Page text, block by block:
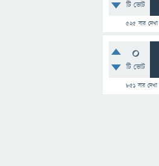
টি ভোট
525বার দেখা
0
টি ভোট
851 বার দেখা